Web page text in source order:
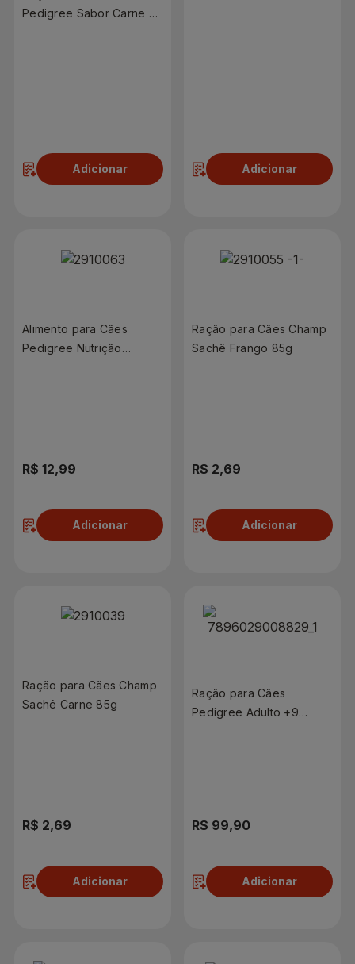
Pedigree Sabor Carne e
Adicionar Adicionar
Alimento para Cães
Pedigree Nutrição
R$ 12,99
Adicionar
Ração para Cães Champ
Sachê Frango 85g
R$ 2,69
Adicionar
Ração para Cães Champ
Sachê Carne 85g
R$ 2,69
Adicionar
Ração para Cães
Pedigree Adulto +9
R$ 99,90
Adicionar